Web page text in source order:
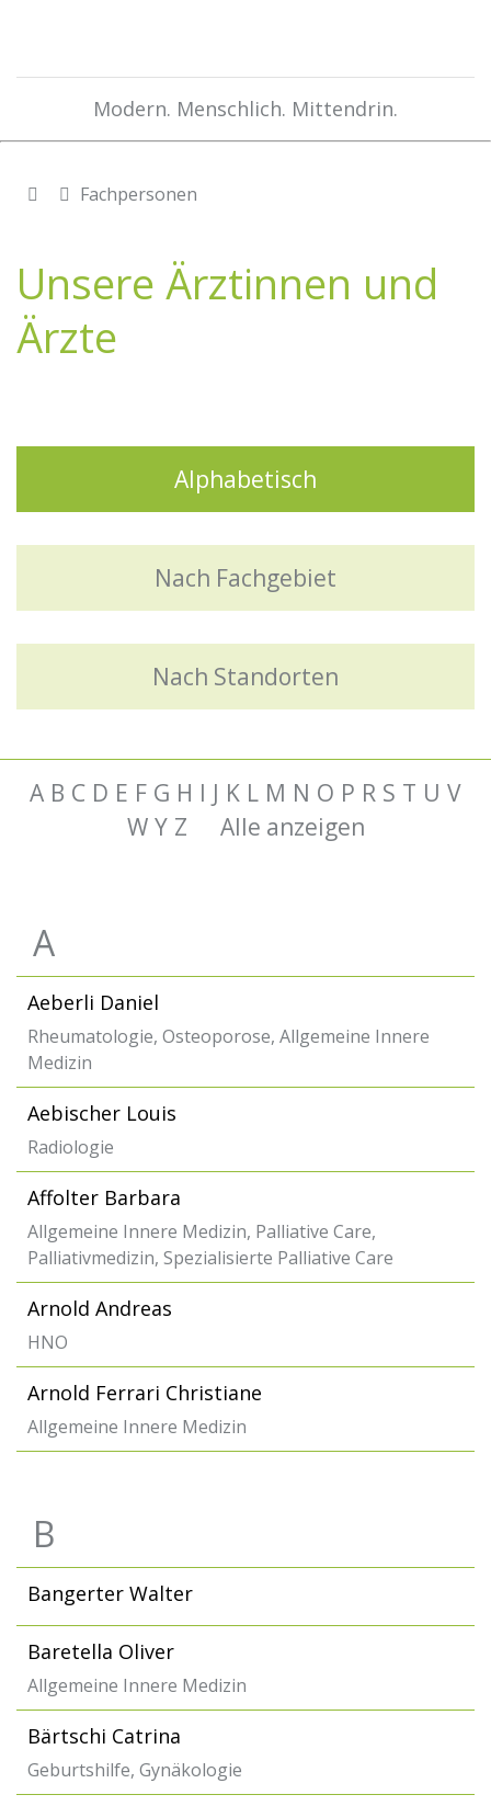
Modern. Menschlich. Mittendrin.
Fachpersonen
Unsere Ärztinnen und
Ärzte
Alphabetisch
Nach Fachgebiet
Nach Standorten
A B C D E F G H I J K L M N O P R S T U V
W Y Z Alle anzeigen
A
Aeberli Daniel
Rheumatologie, Osteoporose, Allgemeine Innere
Medizin
Aebischer Louis
Radiologie
Affolter Barbara
Allgemeine Innere Medizin, Palliative Care,
Palliativmedizin, Spezialisierte Palliative Care
Arnold Andreas
HNO
Arnold Ferrari Christiane
Allgemeine Innere Medizin
B
Bangerter Walter
Baretella Oliver
Allgemeine Innere Medizin
Bärtschi Catrina
Geburtshilfe, Gynäkologie